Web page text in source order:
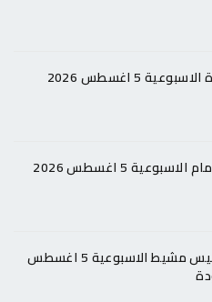
5 اغسطس 2026
5 اغسطس 2026
عروض الدانوب خميس مشيط الاسبوعية 5 اغسطس